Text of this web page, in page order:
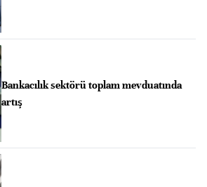
Bankacılık sektörü toplam mevduatında
artış